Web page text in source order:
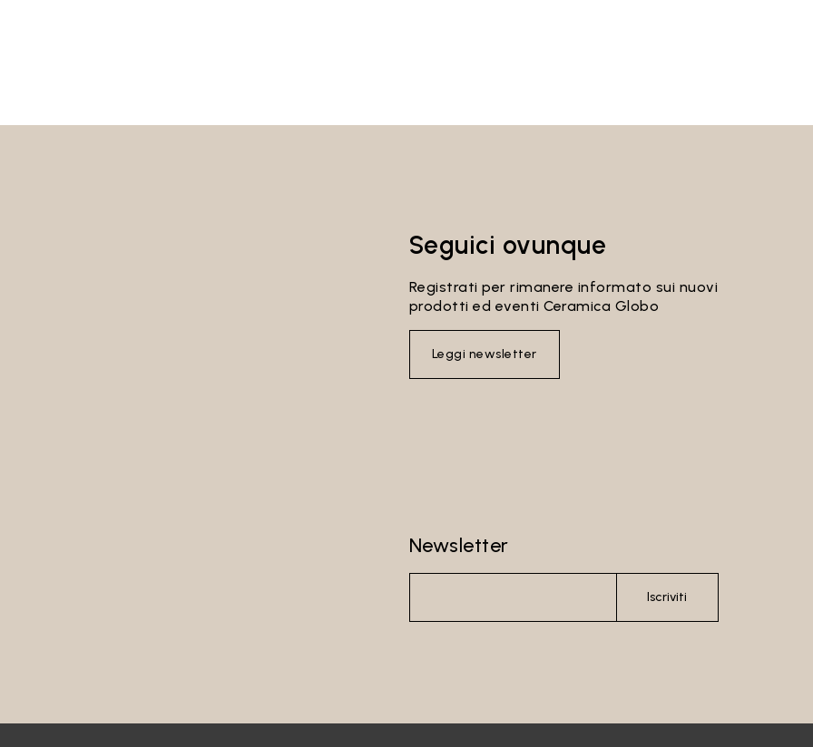
Seguici ovunque
Registrati per rimanere informato sui nuovi
prodotti ed eventi Ceramica Globo
Leggi newsletter
Newsletter
Iscriviti